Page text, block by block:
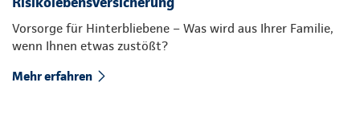
Vorsorge für Hinterbliebene – Was wird aus Ihrer Familie,
wenn Ihnen etwas zustößt?
Mehr erfahren